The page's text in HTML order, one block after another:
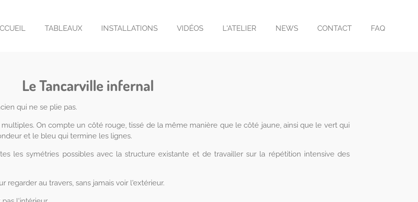
TABLEAUX INSTALLATIONS VIDÉOS L'ATELIER NEWS CONTACT FAQ
Le Tancarville infernal
qui ne se plie pas.
On compte un côté rouge, tissé de la même manière que le côté jaune, ainsi que le vert qui
et le bleu qui termine les lignes.
les symétries possibles avec la structure existante et de travailler sur la répétition intensive des
au travers, sans jamais voir l'extérieur.